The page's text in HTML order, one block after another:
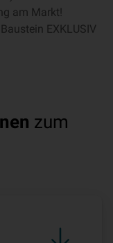
am Markt!
EXKLUSIV
zum